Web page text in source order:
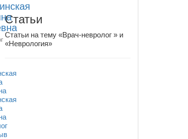
Статьи
Статьи на тему «Врач-невролог » и
«Неврология»